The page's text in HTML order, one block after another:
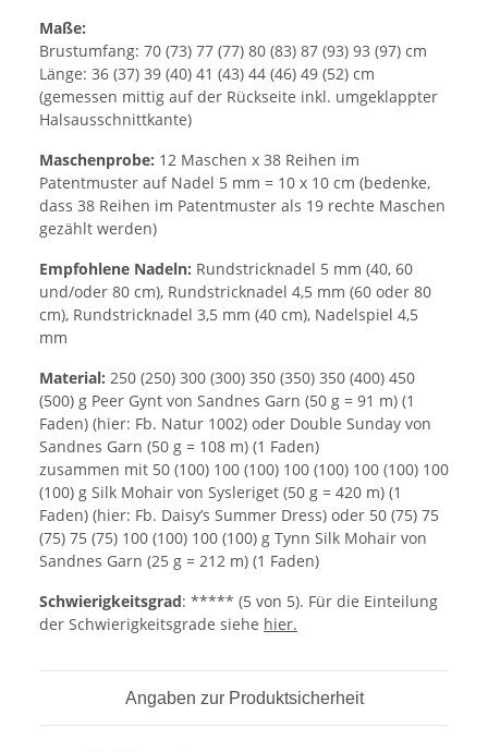
Maße:
Brustumfang: 70 (73) 77 (77) 80 (83) 87 (93) 93 (97) cm
Länge: 36 (37) 39 (40) 41 (43) 44 (46) 49 (52) cm
(gemessen mittig auf der Rückseite inkl. umgeklappter
Halsausschnittkante)
Maschenprobe: 12 Maschen x 38 Reihen im
Patentmuster auf Nadel 5 mm = 10 x 10 cm (bedenke,
dass 38 Reihen im Patentmuster als 19 rechte Maschen
gezählt werden)
Empfohlene Nadeln: Rundstricknadel 5 mm (40, 60
und/oder 80 cm), Rundstricknadel 4,5 mm (60 oder 80
cm), Rundstricknadel 3,5 mm (40 cm), Nadelspiel 4,5
mm
Material: 250 (250) 300 (300) 350 (350) 350 (400) 450
(500) g Peer Gynt von Sandnes Garn (50 g = 91 m) (1
Faden) (hier: Fb. Natur 1002) oder Double Sunday von
Sandnes Garn (50 g = 108 m) (1 Faden)
zusammen mit 50 (100) 100 (100) 100 (100) 100 (100) 100
(100) g Silk Mohair von Sysleriget (50 g = 420 m) (1
Faden) (hier: Fb. Daisy’s Summer Dress) oder 50 (75) 75
(75) 75 (75) 100 (100) 100 (100) g Tynn Silk Mohair von
Sandnes Garn (25 g = 212 m) (1 Faden)
Schwierigkeitsgrad: ***** (5 von 5). Für die Einteilung
der Schwierigkeitsgrade siehe hier.
Angaben zur Produktsicherheit